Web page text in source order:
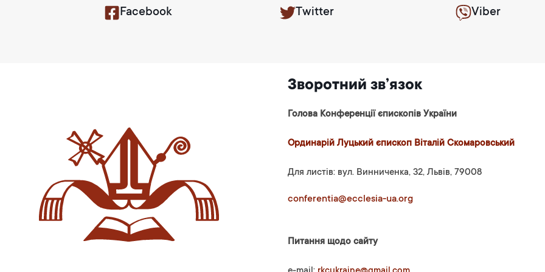
Facebook Twitter Viber
Зворотний зв’язок
Голова Конференції єпископів України
Ординарій Луцький єпископ Віталій Скомаровський
Для листів: вул. Винниченка, 32, Львів, 79008
conferentia@ecclesia-ua.org
Питання щодо сайту